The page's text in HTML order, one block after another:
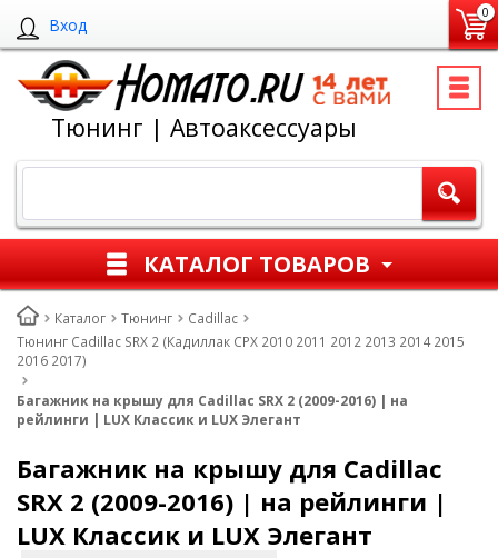
Вход
0
Тюнинг | Автоаксессуары
КАТАЛОГ ТОВАРОВ
Каталог Тюнинг
Cadillac
Тюнинг Cadillac SRX 2 (Кадиллак СРХ 2010 2011 2012 2013 2014 2015
2016 2017)
Багажник на крышу для Cadillac SRX 2 (2009-2016) | на
рейлинги | LUX Классик и LUX Элегант
Багажник на крышу для Cadillac
SRX 2 (2009-2016) | на рейлинги |
LUX Классик и LUX Элегант